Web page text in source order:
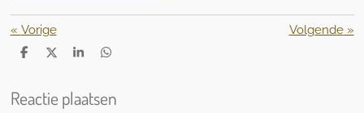
« Vorige Volgende»
D
e
n
D
S
r
e
D
n
Reactie plaatsen